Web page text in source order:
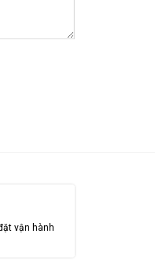
vận hành